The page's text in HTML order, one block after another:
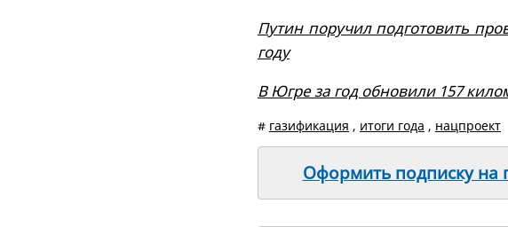
Путин поручил подготовить
году
В Югре за год обновили 157
# газификация , итоги года , нацпроект
Оформить подписку на